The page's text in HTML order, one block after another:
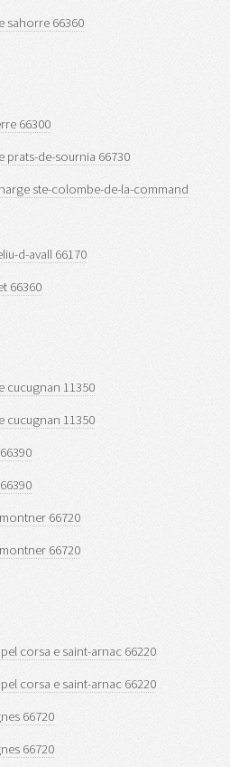
sahorre 66360
66300
prats-de-sournia 66730
ste-colombe-de-la-command
d-avall 66170
66360
cucugnan 11350
cucugnan 11350
66720
66720
corsa e saint-arnac 66220
corsa e saint-arnac 66220
66720
66720